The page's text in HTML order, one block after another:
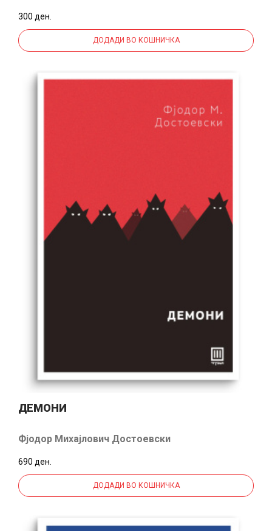
300 ден.
ДОДАДИ ВО КОШНИЧКА
ДЕМОНИ
Фјодор Михајлович Достоевски
690 ден.
ДОДАДИ ВО КОШНИЧКА